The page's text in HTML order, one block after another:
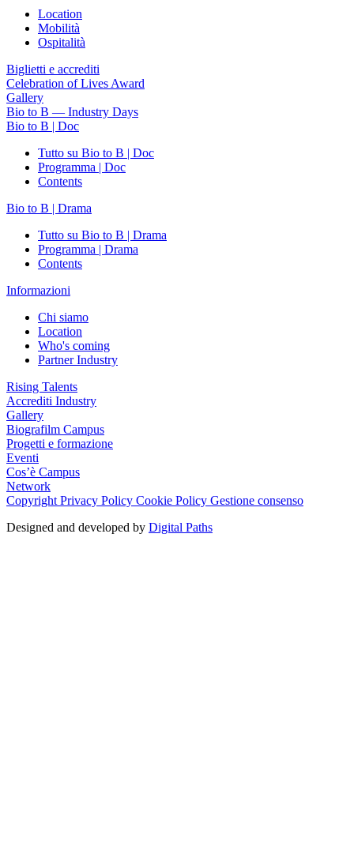
Location
Mobilità
Ospitalità
Biglietti e accrediti
Celebration of Lives Award
Gallery
Bio to B — Industry Days
Bio to B | Doc
Tutto su Bio to B | Doc
Programma | Doc
Contents
Bio to B | Drama
Tutto su Bio to B | Drama
Programma | Drama
Contents
Informazioni
Chi siamo
Location
Who's coming
Partner Industry
Rising Talents
Accrediti Industry
Gallery
Biografilm Campus
Progetti e formazione
Eventi
Cos’è Campus
Network
Copyright Privacy Policy Cookie Policy Gestione consenso
Designed and developed by Digital Paths